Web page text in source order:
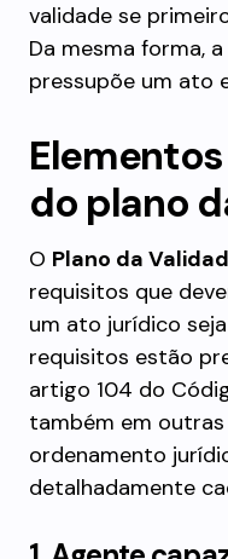
validade se
Da mesma forma,
pressupõe um ato
do plano
O Plano da
requisitos que
um ato jurídico
requisitos estão
artigo 104 do
também em
ordenamento
detalhadamente